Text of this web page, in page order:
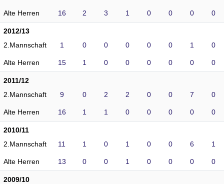
Alte Herren 16 2 3 1 0 0 0 0
2012/13
2.Mannschaft
1 0 0 0 0 0 1 0
Alte Herren 15 1 0 0 0 0 0 0
2011/12
2.Mannschaft
9 0 2 2 0 0 7 0
Alte Herren 16 1 1 0 0 0 0 0
2010/11
2.Mannschaft
11 1 0 1 0 0 6 1
Alte Herren 13 0 0 1 0 0 0 0
2009/10